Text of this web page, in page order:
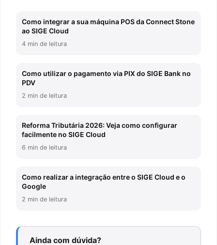
Como integrar a sua máquina POS da Connect Stone
ao SIGE Cloud
4 min de leitura
Como utilizar o pagamento via PIX do SIGE Bank no
PDV
2 min de leitura
Reforma Tributária 2026: Veja como configurar
facilmente no SIGE Cloud
6 min de leitura
Como realizar a integração entre o SIGE Cloud e o
Google
2 min de leitura
Ainda com dúvida?